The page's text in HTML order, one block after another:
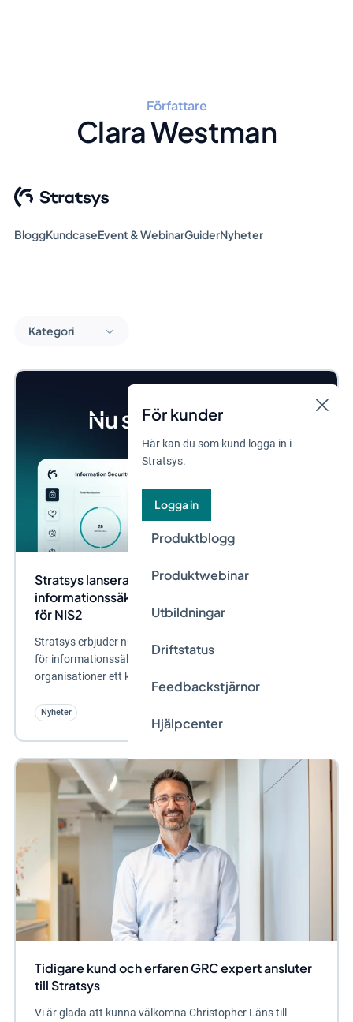
För kunder
Här kan du som kund logga in i
Stratsys.
Logga in
Produktblogg
Produktwebinar
Utbildningar
Driftstatus
Feedbackstjärnor
Hjälpcenter
Författare
Clara Westman
BloggKundcaseEvent & WebinarGuiderNyheter
Kategori
Stratsys lanserar en förstärkt produkt för
informationssäkerhet och dataskydd med stöd
för NIS2
Stratsys erbjuder nu en förstärkt version av sin produkt
för informationssäkerhet och dataskydd som ger
organisationer ett kraftfullt stöd i arbetet...
Nyheter
Tidigare kund och erfaren GRC expert ansluter
till Stratsys
Vi är glada att kunna välkomna Christopher Läns till